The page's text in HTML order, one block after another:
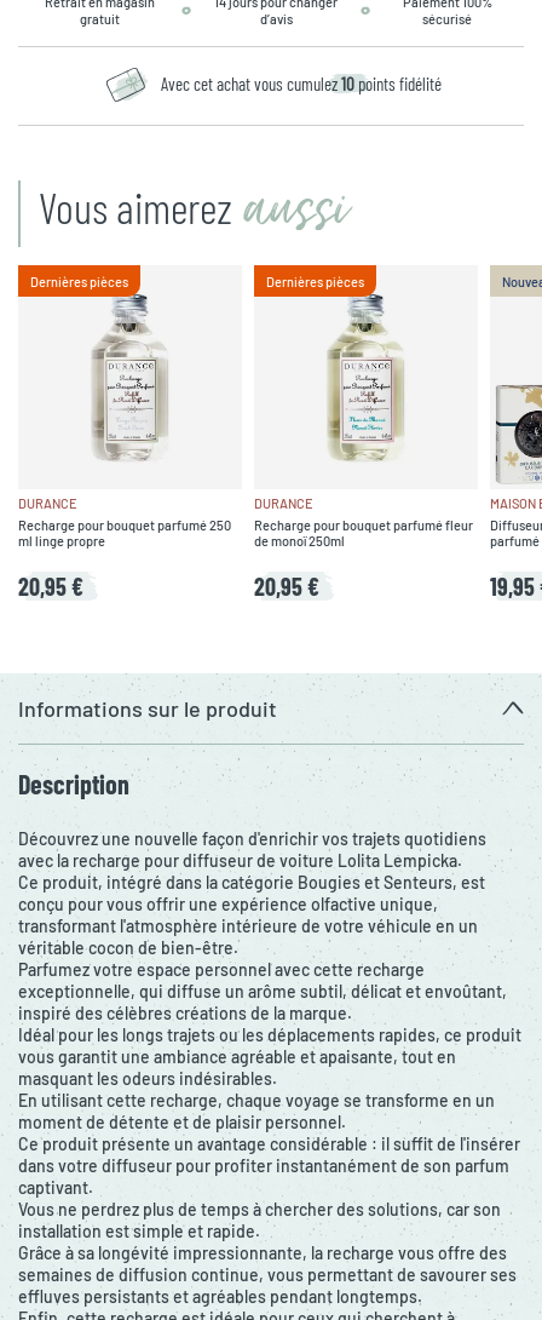
gratuit
d’avis
sécurisé
Avec cet achat vous cumulez10 points fidélité
Vous aimerez aussi
Dernières pièces
DURANCE
Recharge pour bouquet parfumé 250
ml linge propre
20,95 €
Dernières pièces
DURANCE
Recharge pour bouquet parfumé fleur
de monoï 250ml
20,95 €
MAISON
19,95
Informations sur le produit
Description
Découvrez une nouvelle façon d'enrichir vos trajets quotidiens
avec la recharge pour diffuseur de voiture Lolita Lempicka.
Ce produit, intégré dans la catégorie Bougies et Senteurs, est
conçu pour vous offrir une expérience olfactive unique,
transformant l'atmosphère intérieure de votre véhicule en un
véritable cocon de bien-être.
Parfumez votre espace personnel avec cette recharge
exceptionnelle, qui diffuse un arôme subtil, délicat et envoûtant,
inspiré des célèbres créations de la marque.
Idéal pour les longs trajets ou les déplacements rapides, ce produit
vous garantit une ambiance agréable et apaisante, tout en
masquant les odeurs indésirables.
En utilisant cette recharge, chaque voyage se transforme en un
moment de détente et de plaisir personnel.
Ce produit présente un avantage considérable : il suffit de l'insérer
dans votre diffuseur pour profiter instantanément de son parfum
captivant.
Vous ne perdrez plus de temps à chercher des solutions, car son
installation est simple et rapide.
Grâce à sa longévité impressionnante, la recharge vous offre des
semaines de diffusion continue, vous permettant de savourer ses
effluves persistants et agréables pendant longtemps.